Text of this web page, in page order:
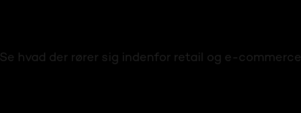
Se hvad der rører sig indenfor retail og e-commerce